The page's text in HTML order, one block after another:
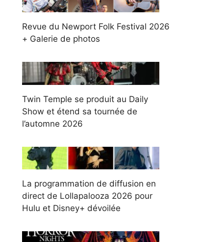
Revue du Newport Folk Festival 2026
+ Galerie de photos
Twin Temple se produit au Daily
Show et étend sa tournée de
l’automne 2026
La programmation de diffusion en
direct de Lollapalooza 2026 pour
Hulu et Disney+ dévoilée